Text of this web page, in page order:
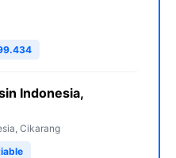
Indonesia,
Cikarang